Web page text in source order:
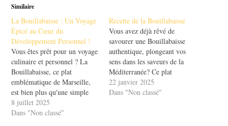
Similaire
La Bouillabaisse : Un Voyage
Épicé au Cœur du
Développement Personnel !
Vous êtes prêt pour un voyage
culinaire et personnel ? La
Bouillabaisse, ce plat
emblématique de Marseille,
est bien plus qu'une simple
recette de poisson. Elle est
une métaphore puissante pour
8 juillet 2025
Dans "Non classé"
Recette de la Bouillabaisse
Vous avez déjà rêvé de
savourer une Bouillabaisse
authentique, plongeant vos
sens dans les saveurs de la
Méditerranée? Ce plat
emblématique de la cuisine
marseillaise ne se limite pas à
22 janvier 2025
Dans "Non classé"